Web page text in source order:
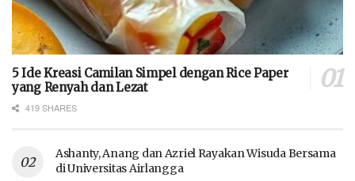
5 Ide Kreasi Camilan Simpel dengan Rice Paper
yang Renyah dan Lezat
419 SHARES
Ashanty, Anang dan Azriel Rayakan Wisuda Bersama
di Universitas Airlangga